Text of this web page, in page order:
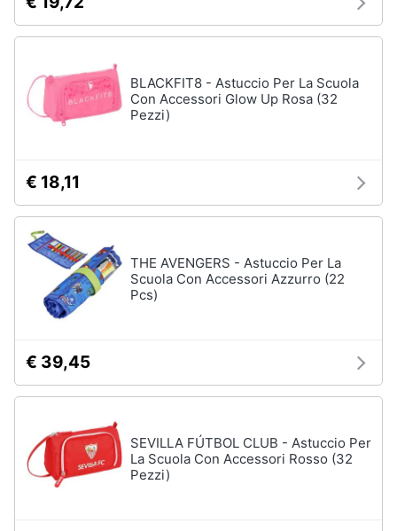
infanzia
Casalinghi
Sport
Animali
Motori
cd
dvd
Festività
e
ricorrenze
BLACKFIT8 - Astuccio Per La Scuola
Con Accessori Glow Up Rosa (32
Pezzi)
€ 18,11
THE AVENGERS - Astuccio Per La
Scuola Con Accessori Azzurro (22
Pcs)
€ 39,45
SEVILLA FÚTBOL CLUB - Astuccio Per
La Scuola Con Accessori Rosso (32
Pezzi)